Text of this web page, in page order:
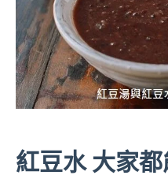
紅豆水 大家都